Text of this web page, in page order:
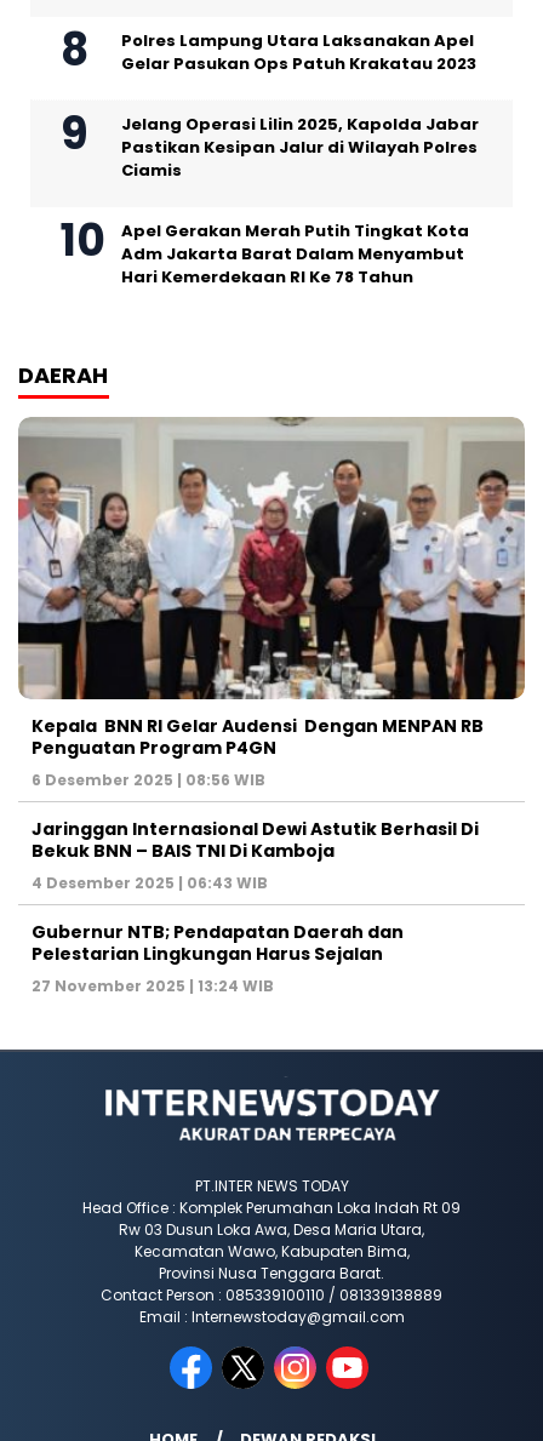
Polres Lampung Utara Laksanakan Apel
Gelar Pasukan Ops Patuh Krakatau 2023
Jelang Operasi Lilin 2025, Kapolda Jabar
Pastikan Kesipan Jalur di Wilayah Polres
Ciamis
Apel Gerakan Merah Putih Tingkat Kota
Adm Jakarta Barat Dalam Menyambut
Hari Kemerdekaan RI Ke 78 Tahun
DAERAH
Kepala BNN RI Gelar Audensi Dengan MENPAN RB
Penguatan Program P4GN
6 Desember 2025 | 08:56 WIB
Jaringgan Internasional Dewi Astutik Berhasil Di
Bekuk BNN – BAIS TNI Di Kamboja
4 Desember 2025 | 06:43 WIB
Gubernur NTB; Pendapatan Daerah dan
Pelestarian Lingkungan Harus Sejalan
27 November 2025 | 13:24 WIB
PT.INTER NEWS TODAY
Head Office : Komplek Perumahan Loka Indah Rt 09
Rw 03 Dusun Loka Awa, Desa Maria Utara,
Kecamatan Wawo, Kabupaten Bima,
Provinsi Nusa Tenggara Barat.
Contact Person : 085339100110 / 081339138889
Email : Internewstoday@gmail.com